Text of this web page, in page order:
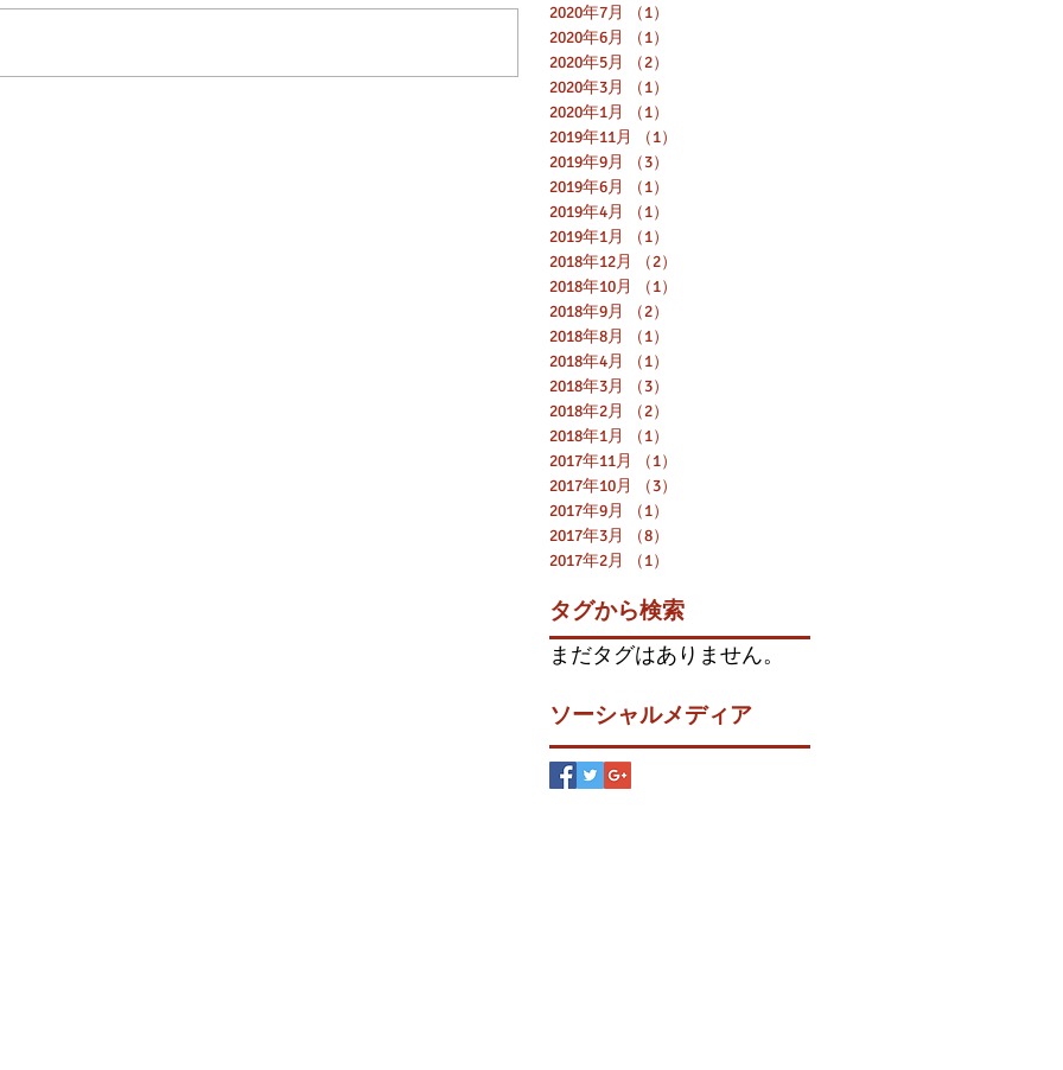
2020年7月
（1）
2020年6月
（1）
2020年5月
（2）
2020年3月
（1）
2020年1月
（1）
2019年11月
（1）
2019年9月
（3）
2019年6月
（1）
2019年4月
（1）
2019年1月
（1）
2018年12月
（2）
2018年10月
（1）
2018年9月
（2）
2018年8月
（1）
2018年4月
（1）
2018年3月
（3）
2018年2月
（2）
2018年1月
（1）
2017年11月
（1）
2017年10月
（3）
2017年9月
（1）
2017年3月
（8）
2017年2月
（1）
タグから検索
まだタグはありません。
ソーシャルメディア